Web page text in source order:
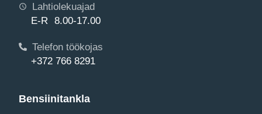
Lahtiolekuajad
E-R 8.00-17.00
Telefon töökojas
+372 766 8291
Bensiinitankla